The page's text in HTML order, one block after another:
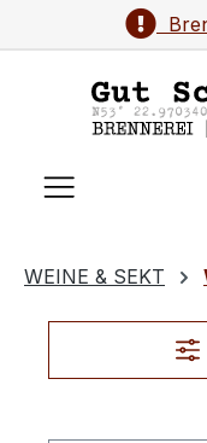
Zum Hauptinhalt
WEINE & SEKT